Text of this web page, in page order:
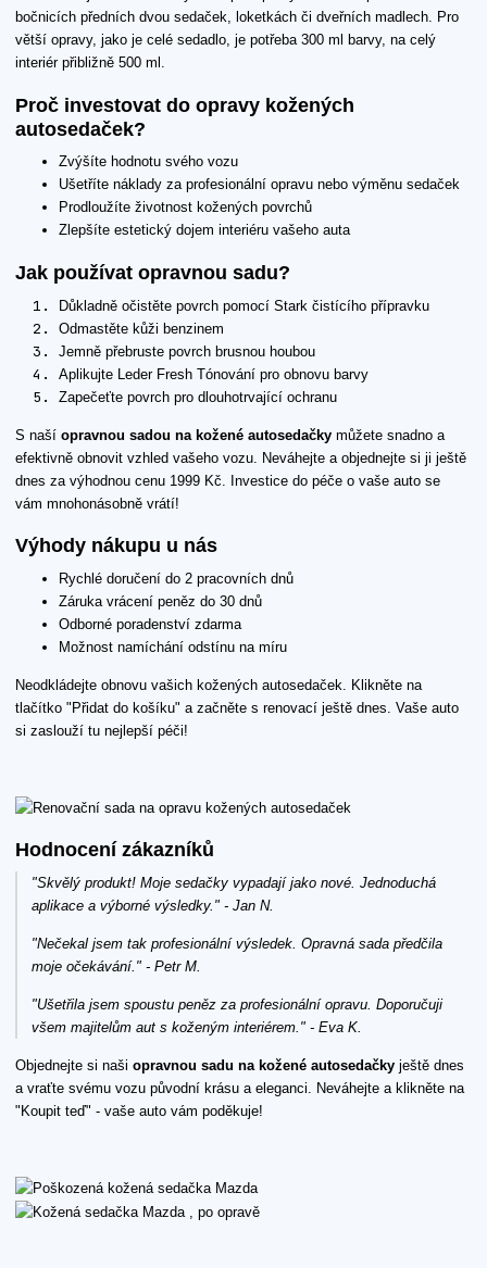
bočnicích předních dvou sedaček, loketkách či dveřních madlech. Pro
větší opravy, jako je celé sedadlo, je potřeba 300 ml barvy, na celý
interiér přibližně 500 ml.
Proč investovat do opravy kožených
autosedaček?
Zvýšíte hodnotu svého vozu
Ušetříte náklady za profesionální opravu nebo výměnu sedaček
Prodloužíte životnost kožených povrchů
Zlepšíte estetický dojem interiéru vašeho auta
Jak používat opravnou sadu?
Důkladně očistěte povrch pomocí Stark čistícího přípravku
Odmastěte kůži benzinem
Jemně přebruste povrch brusnou houbou
Aplikujte Leder Fresh Tónování pro obnovu barvy
Zapečeťte povrch pro dlouhotrvající ochranu
S naší opravnou sadou na kožené autosedačky můžete snadno a
efektivně obnovit vzhled vašeho vozu. Neváhejte a objednejte si ji ještě
dnes za výhodnou cenu 1999 Kč. Investice do péče o vaše auto se
vám mnohonásobně vrátí!
Výhody nákupu u nás
Rychlé doručení do 2 pracovních dnů
Záruka vrácení peněz do 30 dnů
Odborné poradenství zdarma
Možnost namíchání odstínu na míru
Neodkládejte obnovu vašich kožených autosedaček. Klikněte na
tlačítko "Přidat do košíku" a začněte s renovací ještě dnes. Vaše auto
si zaslouží tu nejlepší péči!
Hodnocení zákazníků
"Skvělý produkt! Moje sedačky vypadají jako nové. Jednoduchá
aplikace a výborné výsledky." - Jan N.
"Nečekal jsem tak profesionální výsledek. Opravná sada předčila
moje očekávání." - Petr M.
"Ušetřila jsem spoustu peněz za profesionální opravu. Doporučuji
všem majitelům aut s koženým interiérem." - Eva K.
Objednejte si naši opravnou sadu na kožené autosedačky ještě dnes
a vraťte svému vozu původní krásu a eleganci. Neváhejte a klikněte na
"Koupit teď" - vaše auto vám poděkuje!